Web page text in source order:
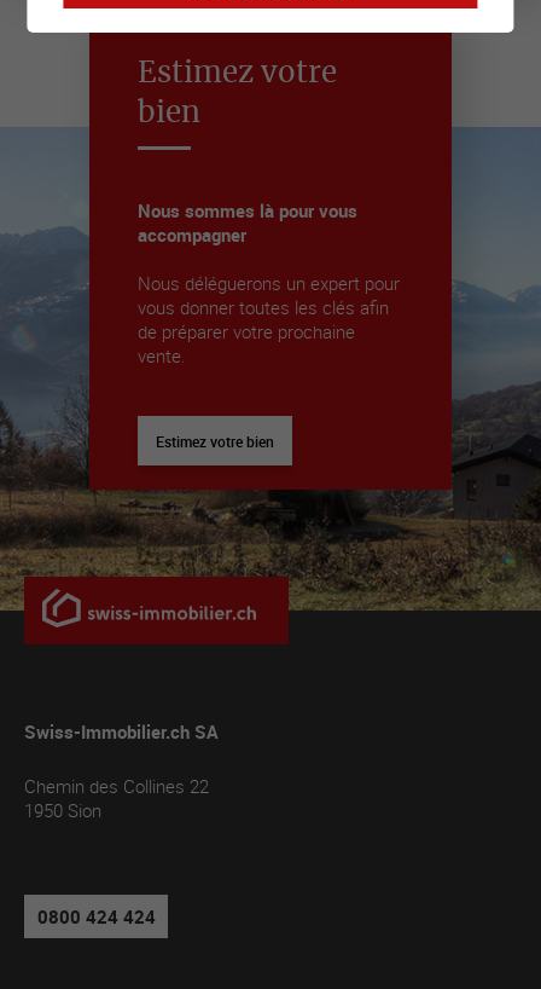
Estimez votre
bien
Nous sommes là pour vous
accompagner
Nous déléguerons un expert pour
vous donner toutes les clés afin
de préparer votre prochaine
vente.
Estimez votre bien
Swiss-Immobilier.ch SA
Chemin des Collines 22
1950 Sion
0800 424 424